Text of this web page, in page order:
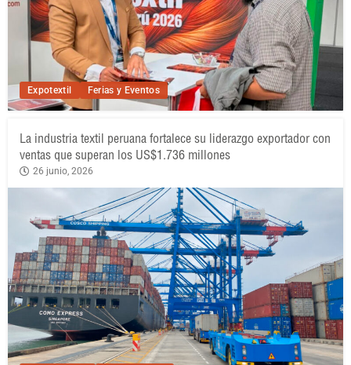
Expotextil Ferias y Eventos
La industria textil peruana fortalece su liderazgo exportador con
ventas que superan los US$1.736 millones
26 junio, 2026